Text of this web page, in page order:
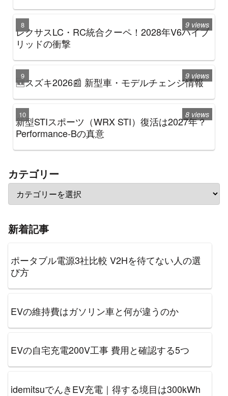
レクサスLC・RC統合クーペ！2028年V6ハイブ
リッドの衝撃
9 views
🆕スズキ2026📰 新型車・モデルチェンジ情報
9 views
新型STIスポーツ（WRX STI）復活は2027年？
Performance-Bの真意
8 views
カテゴリー
新着記事
ポータブル電源3社比較 V2Hを待てない人の選
び方
EVの維持費はガソリン車と何が違うのか
EVの自宅充電200V工事 費用と確認する5つ
idemitsuでんきEV充電｜得する境目は300kWh